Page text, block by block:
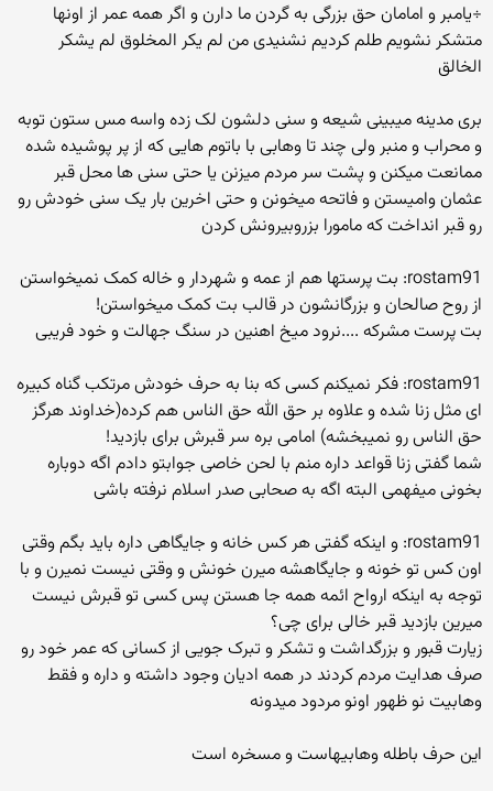
÷یامبر و امامان حق بزرگی به گردن ما دارن و اگر همه عمر از اونها
متشکر نشویم طلم کردیم نشنیدی من لم یکر المخلوق لم یشکر
الخالق
بری مدینه میبینی شیعه و سنی دلشون لک زده واسه مس ستون توبه
و محراب و منبر ولی چند تا وهابی با باتوم هایی که از پر پوشیده شده
ممانعت میکنن و پشت سر مردم میزنن یا حتی سنی ها محل قبر
عثمان وامیستن و فاتحه میخونن و حتی اخرین بار یک سنی خودش رو
رو قبر انداخت که مامورا بزروبیرونش کردن
rostam91: بت پرستها هم از عمه و شهردار و خاله کمک نمیخواستن
از روح صالحان و بزرگانشون در قالب بت کمک میخواستن!
بت پرست مشرکه ....نرود میخ اهنین در سنگ جهالت و خود فریبی
rostam91: فکر نمیکنم کسی که بنا به حرف خودش مرتکب گناه کبیره
ای مثل زنا شده و علاوه بر حق الله حق الناس هم کرده(خداوند هرگز
حق الناس رو نمیبخشه) امامی بره سر قبرش برای بازدید!
شما گفتی زنا قواعد داره منم با لحن خاصی جوابتو دادم اگه دوباره
بخونی میفهمی البته اگه به صحابی صدر اسلام نرفته باشی
rostam91: و اینکه گفتی هر کس خانه و جایگاهی داره باید بگم وقتی
اون کس تو خونه و جایگاهشه میرن خونش و وقتی نیست نمیرن و با
توجه به اینکه ارواح ائمه همه جا هستن پس کسی تو قبرش نیست
میرین بازدید قبر خالی برای چی؟
زیارت قبور و بزرگداشت و تشکر و تبرک جویی از کسانی که عمر خود رو
صرف هدایت مردم کردند در همه ادیان وجود داشته و داره و فقط
وهابیت نو ظهور اونو مردود میدونه
این حرف باطله وهابیهاست و مسخره است